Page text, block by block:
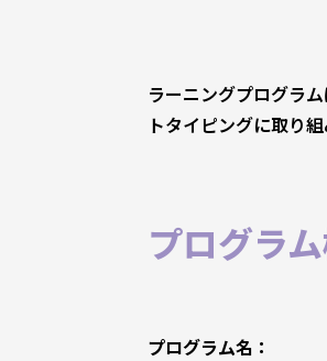
ラーニングプログラ
トタイピングに取り
プログラ
プログラム名：